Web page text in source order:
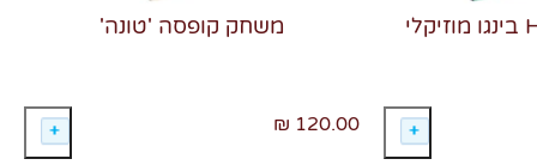
משחק קופסה 'טונה'
120.00 ₪